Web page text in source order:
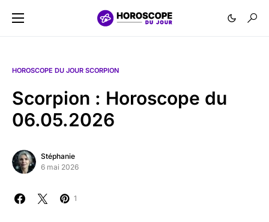
HOROSCOPE DU JOUR SCORPION
Scorpion : Horoscope du
06.05.2026
Stéphanie
6 mai 2026
1